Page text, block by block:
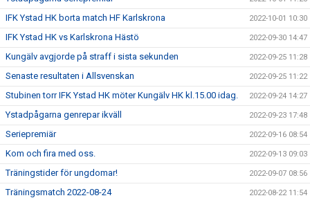
IFK Ystad HK borta match HF Karlskrona 2022-10-01 10:30
IFK Ystad HK vs Karlskrona Hästö 2022-09-30 14:47
Kungälv avgjorde på straff i sista sekunden 2022-09-25 11:28
Senaste resultaten i Allsvenskan 2022-09-25 11:22
Stubinen torr IFK Ystad HK möter Kungälv HK kl.15.00 idag. 2022-09-24 14:27
Ystadpågarna genrepar ikväll 2022-09-23 17:48
Seriepremiär 2022-09-16 08:54
Kom och fira med oss. 2022-09-13 09:03
Träningstider för ungdomar! 2022-09-07 08:56
Träningsmatch 2022-08-24 2022-08-22 11:54